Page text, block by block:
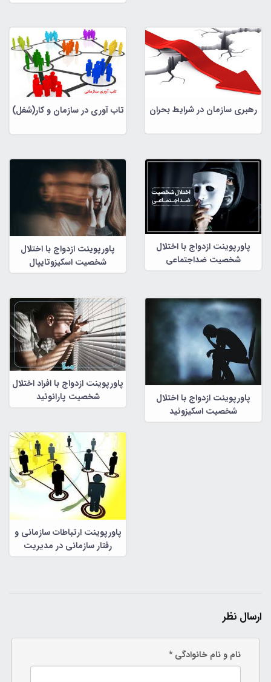
رهبری سازمان در شرایط بحران تاب آوری در سازمان و کار(شغل)
پاورپوینت ازدواج با اختلال
شخصیت ضداجتماعی
پاورپوینت ازدواج با اختلال
شخصیت اسکیزوتایپال
پاورپوینت ازدواج با اختلال
شخصیت اسکیزوئید
پاورپوینت ازدواج با افراد اختلال
شخصیت پارانوئید
پاورپوینت ارتباطات سازمانی و
رفتار سازمانی در مدیریت
سازمانی
ارسال نظر
نام و نام خانوادگی *